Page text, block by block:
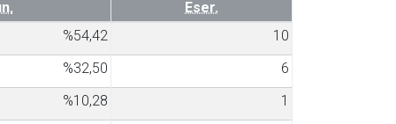
Eser.
%54,42
10
%32,50
6
%10,28
1